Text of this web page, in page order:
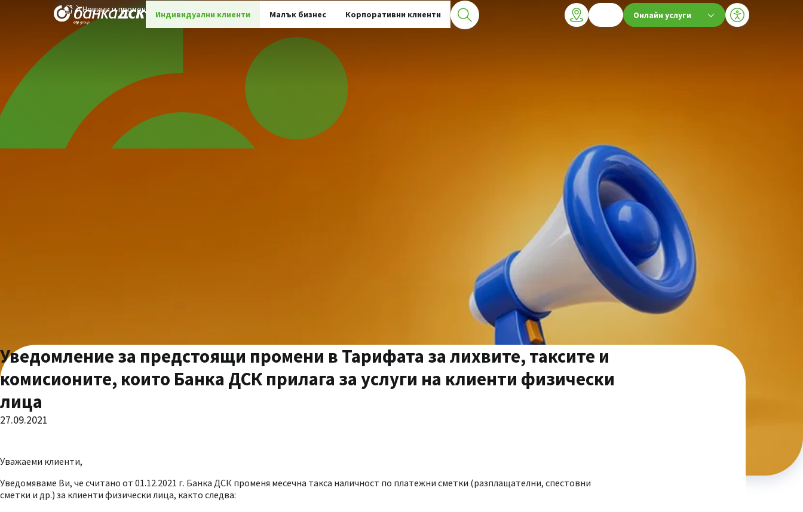
Индивидуални клиенти Малък бизнес Корпоративни клиенти Онлайн услуги
Новини и промоции
Уведомление за предстоящи промени в Тарифата за лихвите, таксите и
комисионите, които Банка ДСК прилага за услуги на клиенти физически
лица
27.09.2021
Уважаеми клиенти,
Уведомяваме Ви, че считано от 01.12.2021 г. Банка ДСК променя месечна такса наличност по платежни сметки (разплащателни, спестовни
сметки и др.) за клиенти физически лица, както следва: